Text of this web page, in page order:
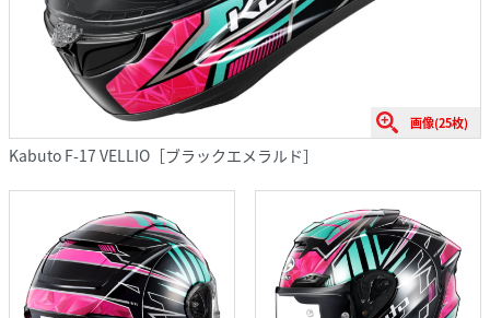
画像(25枚)
Kabuto F-17 VELLIO［ブラックエメラルド］